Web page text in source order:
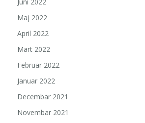
Juni 2022
Maj 2022
April 2022
Mart 2022
Februar 2022
Januar 2022
Decembar 2021
Novembar 2021